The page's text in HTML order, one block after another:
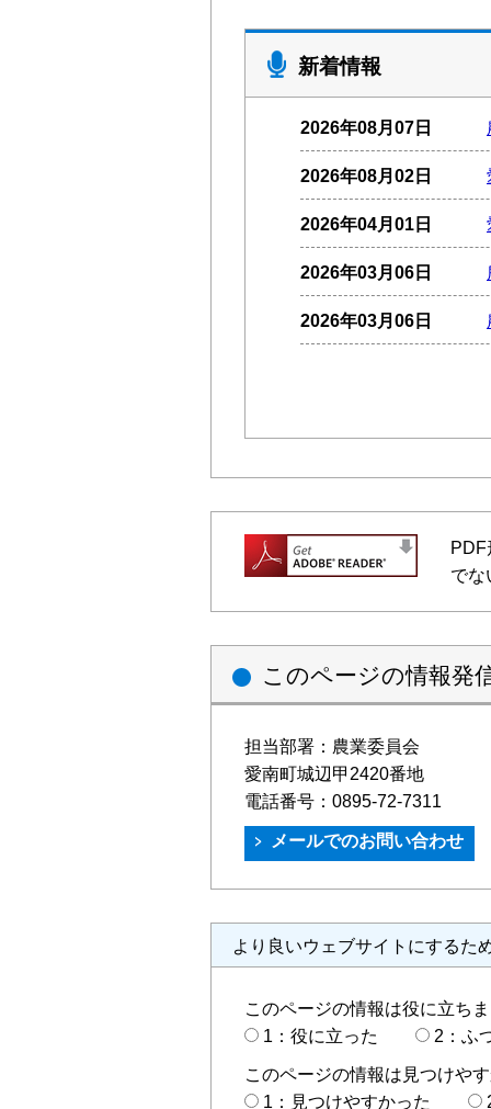
新着情報
2026年08月07日
2026年08月02日
2026年04月01日
2026年03月06日
2026年03月06日
でな
このページの情報発
担当部署： 農業委員会
愛南町城辺甲2420番地
電話番号： 0895-72-7311
より良いウェブサイトにするた
このページの情報は役に立ち
1：役に立った
2：ふ
このページの情報は見つけや
1：見つけやすかった